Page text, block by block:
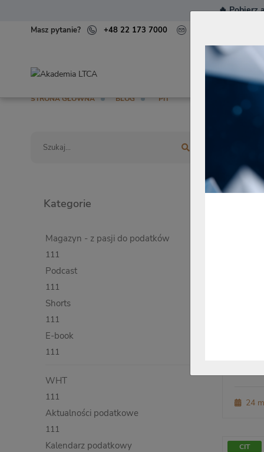
🔥Pobierz
Masz pytanie? +48 22 173 7000
STRONA GŁÓWNA
BLOG PIT
Zmień
24
CIT
Kategorie
Magazyn - z pasji do podatków
111
Podcast
111
Shorts
111
E-book
111
WHT
111
Aktualności podatkowe
111
Kalendarz podatkowy